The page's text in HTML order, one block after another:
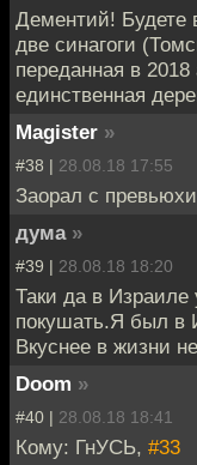
Дементий! Будете
две синагоги
переданная в
единственная
Magister »
#38 | 28.08.18 17:55
Заорал с
дума »
#39 | 28.08.18 18:20
Таки да в
покушать.Я был в
Вкуснее в жизни
Doom »
#40 | 28.08.18 18:41
Кому: ГнУСЬ, #33